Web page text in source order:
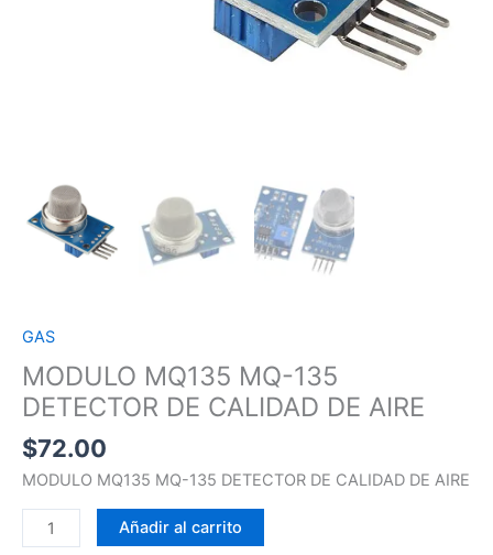
GAS
MODULO MQ135 MQ-135
DETECTOR DE CALIDAD DE AIRE
$72.00
MODULO MQ135 MQ-135 DETECTOR DE CALIDAD DE AIRE
Añadir al carrito